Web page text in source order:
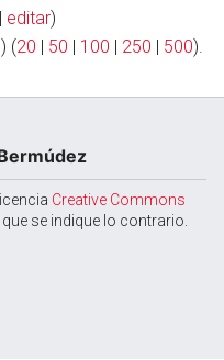
| editar)
(20 | 50 | 100 | 250 | 500).
Creative Commons
que se indique lo contrario.